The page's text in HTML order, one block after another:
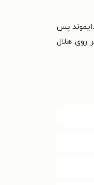
پس
قبل از میلاد، تمرکزش را بر روی هلال